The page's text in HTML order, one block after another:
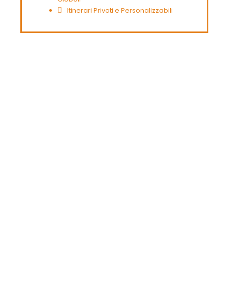
Itinerari Privati e Personalizzabili